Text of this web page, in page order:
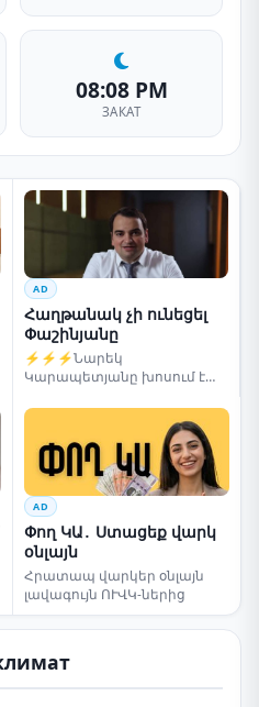
08:08 PM
ЗАКАТ
AD
Հաղթանակ չի ունեցել
Փաշինյանը
⚡⚡⚡Նարեկ
Կարապետյանը խոսում է
AD
Փող ԿԱ․ Ստացեք վարկ
օնլայն
Հրատապ վարկեր օնլայն
լավագույն ՈՒՎԿ-ներից